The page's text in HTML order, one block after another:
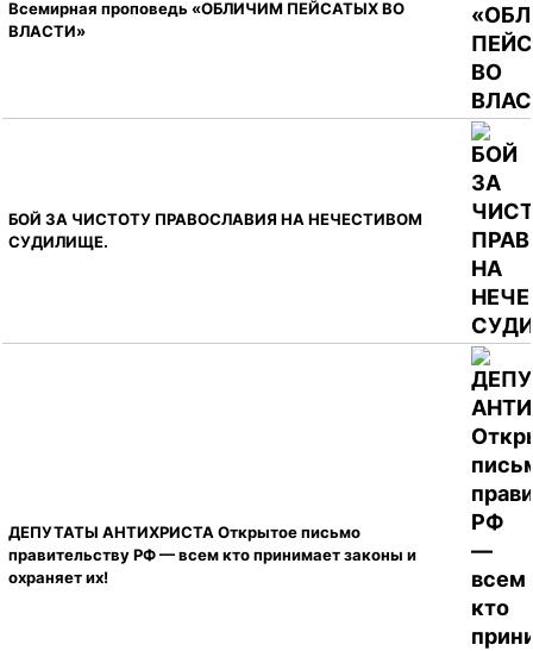
Всемирная проповедь «ОБЛИЧИМ ПЕЙСАТЫХ ВО
ВЛАСТИ»
БОЙ ЗА ЧИСТОТУ ПРАВОСЛАВИЯ НА НЕЧЕСТИВОМ
СУДИЛИЩЕ.
ДЕПУТАТЫ АНТИХРИСТА Открытое письмо
правительству РФ — всем кто принимает законы и
охраняет их!